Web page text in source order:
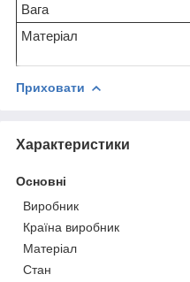
Вага
Матеріал
Приховати
Характеристики
Основні
Виробник
Країна виробник
Матеріал
Стан